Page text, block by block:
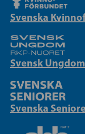
Svenska
Svensk Ungdom
Svenska